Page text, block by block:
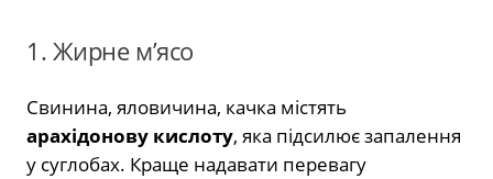
1. Жирне м’ясо
Свинина, яловичина, качка містять
арахідонову кислоту, яка підсилює запалення
у суглобах. Краще надавати перевагу